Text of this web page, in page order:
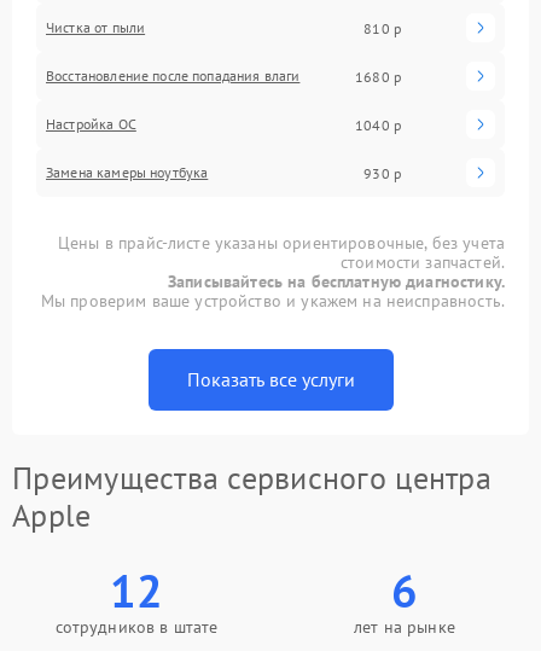
Чистка от пыли 810 р
Восстановление после попадания влаги 1680 р
Настройка ОС 1040 р
Замена камеры ноутбука 930 р
Цены в прайс-листе указаны ориентировочные, без учета
стоимости запчастей.
Записывайтесь на бесплатную диагностику.
Мы проверим ваше устройство и укажем на неисправность.
Показать все услуги
Преимущества сервисного центра
Apple
12
сотрудников в штате
6
лет на рынке